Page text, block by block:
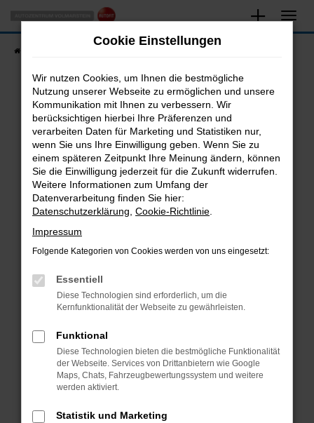
Zum
Hauptinhalt
springen
Fahrzeugsuche
Fehler: Network Error
Beim Laden ist ein Fehler aufgetreten.
Hier sind ein paar Tipps, die dir helfen können:
Überprüfe deine Firewall und deine
Internetverbindung.
Laden andere Webseiten, zum Beispiel deine
Suchmaschine?
Prüfe deine Browsererweiterungen.
können das Laden bestimmter Seiten
verhindern. Funktioniert die Seite in einem
anderen Browser oder in einem privaten
Starte dein Gerät neu.
Das kann manchmal helfen, vorübergehende
Probleme zu beheben.
Betriebssystem auf dem neuesten Stand
Cookie Einstellungen
Wir nutzen Cookies, um Ihnen die bestmögliche
Nutzung unserer Webseite zu ermöglichen und unsere
Kommunikation mit Ihnen zu verbessern. Wir
berücksichtigen hierbei Ihre Präferenzen und
verarbeiten Daten für Marketing und Statistiken nur,
wenn Sie uns Ihre Einwilligung geben. Wenn Sie zu
einem späteren Zeitpunkt Ihre Meinung ändern, können
Sie die Einwilligung jederzeit für die Zukunft widerrufen.
Weitere Informationen zum Umfang der
Datenverarbeitung finden Sie hier:
Datenschutzerklärung Cookie-Richtlinie
Impressum
Folgende Kategorien von Cookies werden von uns eingesetzt:
Essentiell
Diese Technologien sind erforderlich, um die
Kernfunktionalität der Webseite zu gewährleisten.
Funktional
Diese Technologien bieten die bestmögliche Funktionalität
der Webseite. Services von Drittanbietern wie Google
Maps, Chats, Fahrzeugbewertungssystem und weitere
werden aktiviert.
Statistik und Marketing